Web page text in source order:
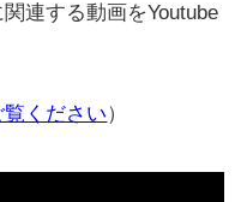
連する動画をYoutube
ください）